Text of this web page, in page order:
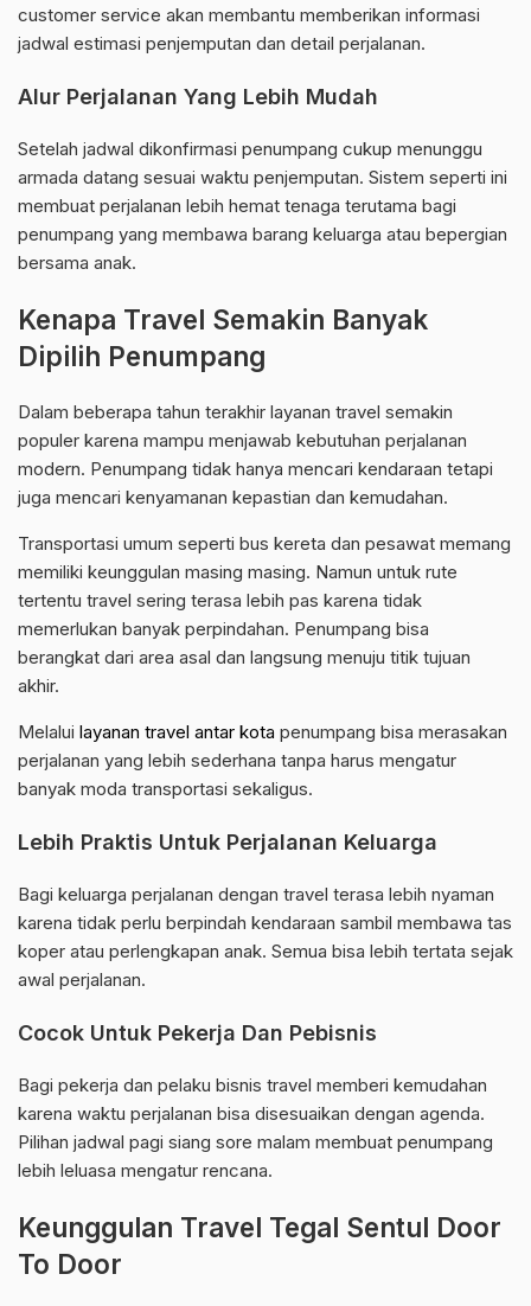
customer service akan membantu memberikan informasi
jadwal estimasi penjemputan dan detail perjalanan.
Alur Perjalanan Yang Lebih Mudah
Setelah jadwal dikonfirmasi penumpang cukup menunggu
armada datang sesuai waktu penjemputan. Sistem seperti ini
membuat perjalanan lebih hemat tenaga terutama bagi
penumpang yang membawa barang keluarga atau bepergian
bersama anak.
Kenapa Travel Semakin Banyak
Dipilih Penumpang
Dalam beberapa tahun terakhir layanan travel semakin
populer karena mampu menjawab kebutuhan perjalanan
modern. Penumpang tidak hanya mencari kendaraan tetapi
juga mencari kenyamanan kepastian dan kemudahan.
Transportasi umum seperti bus kereta dan pesawat memang
memiliki keunggulan masing masing. Namun untuk rute
tertentu travel sering terasa lebih pas karena tidak
memerlukan banyak perpindahan. Penumpang bisa
berangkat dari area asal dan langsung menuju titik tujuan
akhir.
Melalui layanan travel antar kota penumpang bisa merasakan
perjalanan yang lebih sederhana tanpa harus mengatur
banyak moda transportasi sekaligus.
Lebih Praktis Untuk Perjalanan Keluarga
Bagi keluarga perjalanan dengan travel terasa lebih nyaman
karena tidak perlu berpindah kendaraan sambil membawa tas
koper atau perlengkapan anak. Semua bisa lebih tertata sejak
awal perjalanan.
Cocok Untuk Pekerja Dan Pebisnis
Bagi pekerja dan pelaku bisnis travel memberi kemudahan
karena waktu perjalanan bisa disesuaikan dengan agenda.
Pilihan jadwal pagi siang sore malam membuat penumpang
lebih leluasa mengatur rencana.
Keunggulan Travel Tegal Sentul Door
To Door